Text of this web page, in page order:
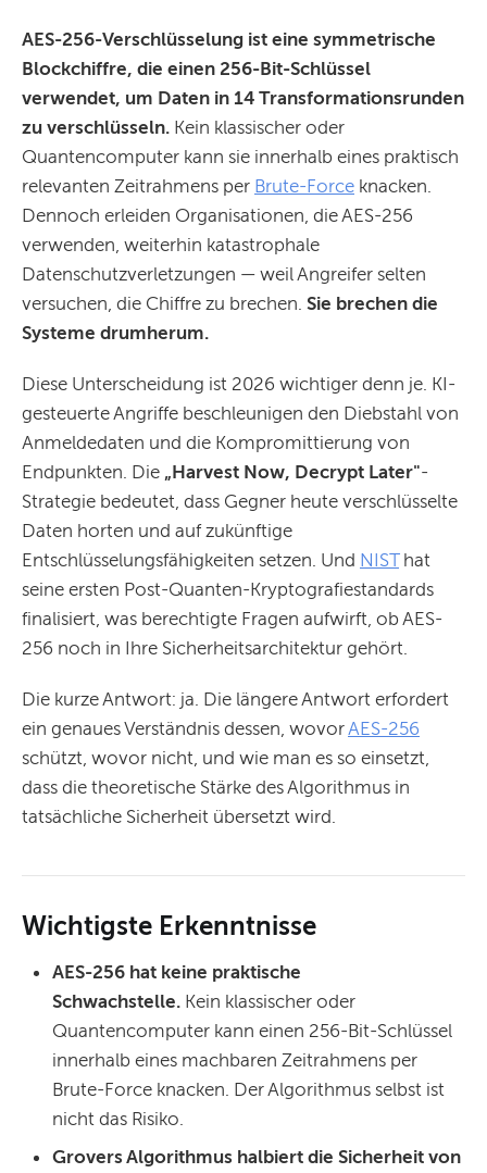
AES-256-Verschlüsselung ist eine symmetrische
Blockchiffre, die einen 256-Bit-Schlüssel
verwendet, um Daten in 14 Transformationsrunden
zu verschlüsseln. Kein klassischer oder
Quantencomputer kann sie innerhalb eines praktisch
relevanten Zeitrahmens per Brute-Force knacken.
Dennoch erleiden Organisationen, die AES-256
verwenden, weiterhin katastrophale
Datenschutzverletzungen — weil Angreifer selten
versuchen, die Chiffre zu brechen. Sie brechen die
Systeme drumherum.
Diese Unterscheidung ist 2026 wichtiger denn je. KI-
gesteuerte Angriffe beschleunigen den Diebstahl von
Anmeldedaten und die Kompromittierung von
Endpunkten. Die „Harvest Now, Decrypt Later"-
Strategie bedeutet, dass Gegner heute verschlüsselte
Daten horten und auf zukünftige
Entschlüsselungsfähigkeiten setzen. Und NISThat
seine ersten Post-Quanten-Kryptografiestandards
finalisiert, was berechtigte Fragen aufwirft, ob AES-
256 noch in Ihre Sicherheitsarchitektur gehört.
Die kurze Antwort: ja. Die längere Antwort erfordert
ein genaues Verständnis dessen, wovor AES-256
schützt, wovor nicht, und wie man es so einsetzt,
dass die theoretische Stärke des Algorithmus in
tatsächliche Sicherheit übersetzt wird.
Wichtigste Erkenntnisse
AES-256 hat keine praktische
Schwachstelle. Kein klassischer oder
Quantencomputer kann einen 256-Bit-Schlüssel
innerhalb eines machbaren Zeitrahmens per
Brute-Force knacken. Der Algorithmus selbst ist
nicht das Risiko.
Grovers Algorithmus halbiert die Sicherheit von